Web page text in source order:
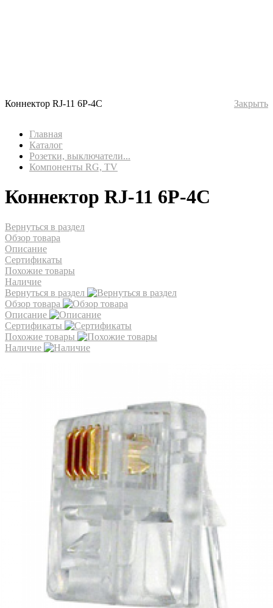
Коннектор RJ-11 6P-4C Закрыть
Главная
Каталог
Розетки, выключатели...
Компоненты RG, TV
Коннектор RJ-11 6P-4C
Вернуться в раздел
Обзор товара
Описание
Сертификаты
Похожие товары
Наличие
Вернуться в раздел
Обзор товара
Описание
Сертификаты
Похожие товары
Наличие